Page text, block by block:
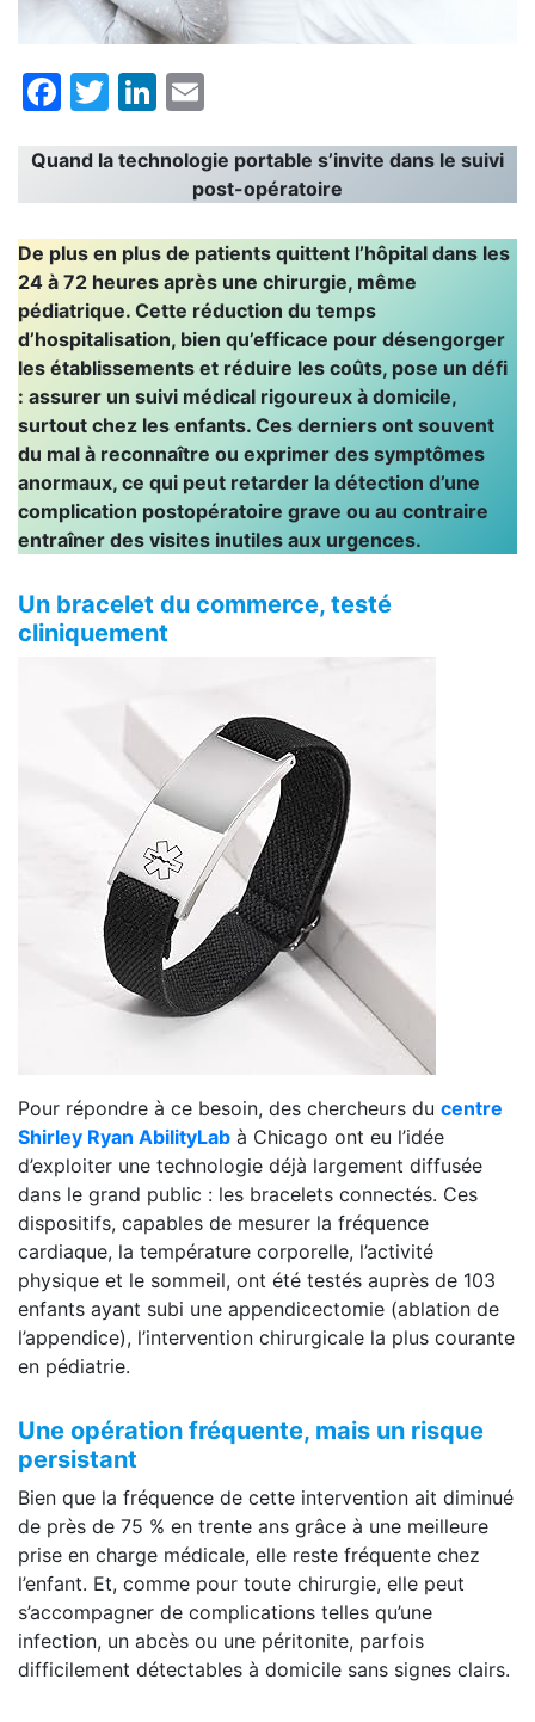
Facebook
TwitterLinkedIn
Quand la technologie portable s’invite dans le suivi
post-opératoire
De plus en plus de patients quittent l’hôpital dans les
24 à 72 heures après une chirurgie, même
pédiatrique. Cette réduction du temps
d’hospitalisation, bien qu’efficace pour désengorger
les établissements et réduire les coûts, pose un défi
: assurer un suivi médical rigoureux à domicile,
surtout chez les enfants. Ces derniers ont souvent
du mal à reconnaître ou exprimer des symptômes
anormaux, ce qui peut retarder la détection d’une
complication postopératoire grave ou au contraire
entraîner des visites inutiles aux urgences.
Un bracelet du commerce, testé
cliniquement
Pour répondre à ce besoin, des chercheurs du centre
Shirley Ryan AbilityLab à Chicago ont eu l’idée
d’exploiter une technologie déjà largement diffusée
dans le grand public : les bracelets connectés. Ces
dispositifs, capables de mesurer la fréquence
cardiaque, la température corporelle, l’activité
physique et le sommeil, ont été testés auprès de 103
enfants ayant subi une appendicectomie (ablation de
l’appendice), l’intervention chirurgicale la plus courante
en pédiatrie.
Une opération fréquente, mais un risque
persistant
Bien que la fréquence de cette intervention ait diminué
de près de 75 % en trente ans grâce à une meilleure
prise en charge médicale, elle reste fréquente chez
l’enfant. Et, comme pour toute chirurgie, elle peut
s’accompagner de complications telles qu’une
infection, un abcès ou une péritonite, parfois
difficilement détectables à domicile sans signes clairs.